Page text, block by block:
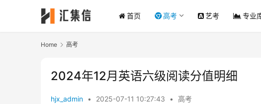
首页 高考 艺考 专业
Home 高考
2024年12月英语六级阅读分值明细
hjx_admin • 2025-07-11 10:27:43 • 高考